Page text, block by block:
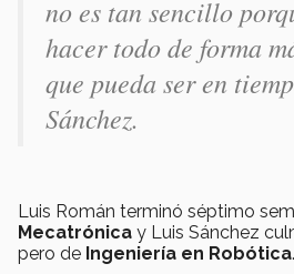
no es tan sencillo
hacer todo de forma
que pueda ser en
Sánchez.
Luis Román terminó séptimo
Mecatrónica y Luis Sánchez
pero de Ingeniería en Robótica.